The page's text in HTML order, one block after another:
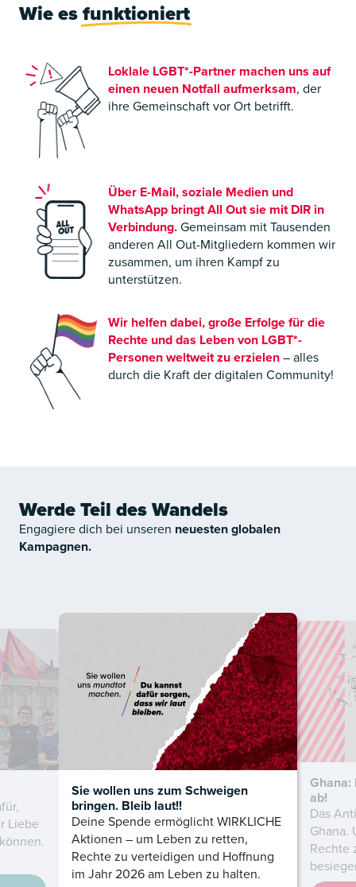
Wie esfunktioniert
Loklale LGBT*-Partner machen uns auf
einen neuen Notfall aufmerksam, der
ihre Gemeinschaft vor Ort betrifft.
Über E-Mail, soziale Medien und
WhatsApp bringt All Out sie mit DIR in
Verbindung.Gemeinsam mit Tausenden
anderen All Out-Mitgliedern kommen wir
zusammen, um ihren Kampf zu
unterstützen.
Wir helfen dabei, große Erfolge für die
Rechte und das Leben von LGBT*-
Personen weltweit zu erzielen– alles
durch die Kraft der digitalen Community!
Werde Teil des Wandels
Engagiere dich bei unseren neuesten globalen
Kampagnen.
Liebe
Sie wollen uns zum Schweigen
bringen. Bleib laut!!
Deine Spende ermöglicht WIRKLICHE
Aktionen – um Leben zu retten,
Rechte zu verteidigen und Hoffnung
im Jahr 2026 am Leben zu halten.
Ghana:
ab!
Das
Ghana.
Rechte